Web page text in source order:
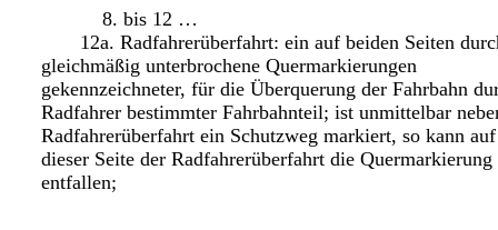
8. bis 12 …
12a. Radfahrerüberfahrt: ein auf beiden Seiten
gleichmäßig unterbrochene Quermarkierungen
gekennzeichneter, für die Überquerung der Fahrbahn
Radfahrer bestimmter Fahrbahnteil; ist unmittelbar
Radfahrerüberfahrt ein Schutzweg markiert, so kann auf
dieser Seite der Radfahrerüberfahrt die Quermarkierung
entfallen;